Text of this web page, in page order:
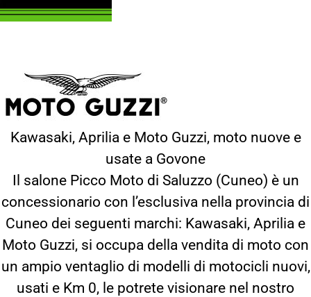
Kawasaki, Aprilia e Moto Guzzi, moto nuove e
usate a Govone
Il salone Picco Moto di Saluzzo (Cuneo) è un
concessionario con l’esclusiva nella provincia di
Cuneo dei seguenti marchi: Kawasaki, Aprilia e
Moto Guzzi, si occupa della vendita di moto con
un ampio ventaglio di modelli di motocicli nuovi,
usati e Km 0, le potrete visionare nel nostro